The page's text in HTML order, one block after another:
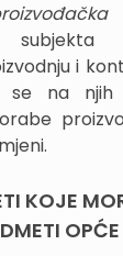
subjekta
i
se na
KOJE